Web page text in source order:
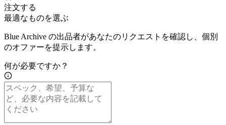
注文する
最適なものを選ぶ
Blue Archive の出品者があなたのリクエストを確認し、個別
のオファーを提示します。
何が必要ですか？